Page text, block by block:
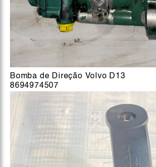
Bomba de Direção Volvo D13
8694974507